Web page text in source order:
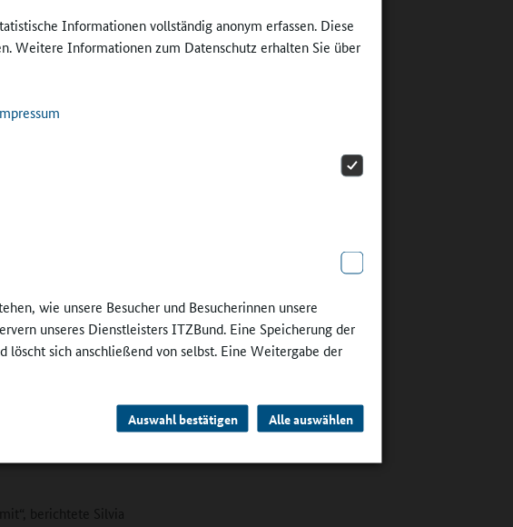
Informationen vollständig anonym erfassen. Diese
Weitere Informationen zum Datenschutz erhalten Sie über
wie unsere Besucher und Besucherinnen unsere
unseres Dienstleisters ITZBund. Eine Speicherung der
sich anschließend von selbst. Eine Weitergabe der
Auswahl bestätigen Alle auswählen
für schulische
leistet die
ist in Planung.
Für 2021 ist ein
sind die
Kultusministerium mit
Hessen für
berichtete Silvia